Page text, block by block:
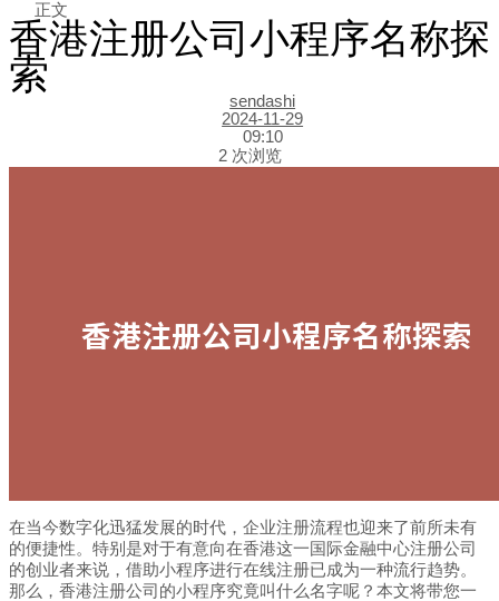
正文
香港注册公司小程序名称探
索
sendashi
2024-11-29
09:10
2 次浏览
在当今数字化迅猛发展的时代，企业注册流程也迎来了前所未有
的便捷性。特别是对于有意向在香港这一国际金融中心注册公司
的创业者来说，借助小程序进行在线注册已成为一种流行趋势。
那么，香港注册公司的小程序究竟叫什么名字呢？本文将带您一